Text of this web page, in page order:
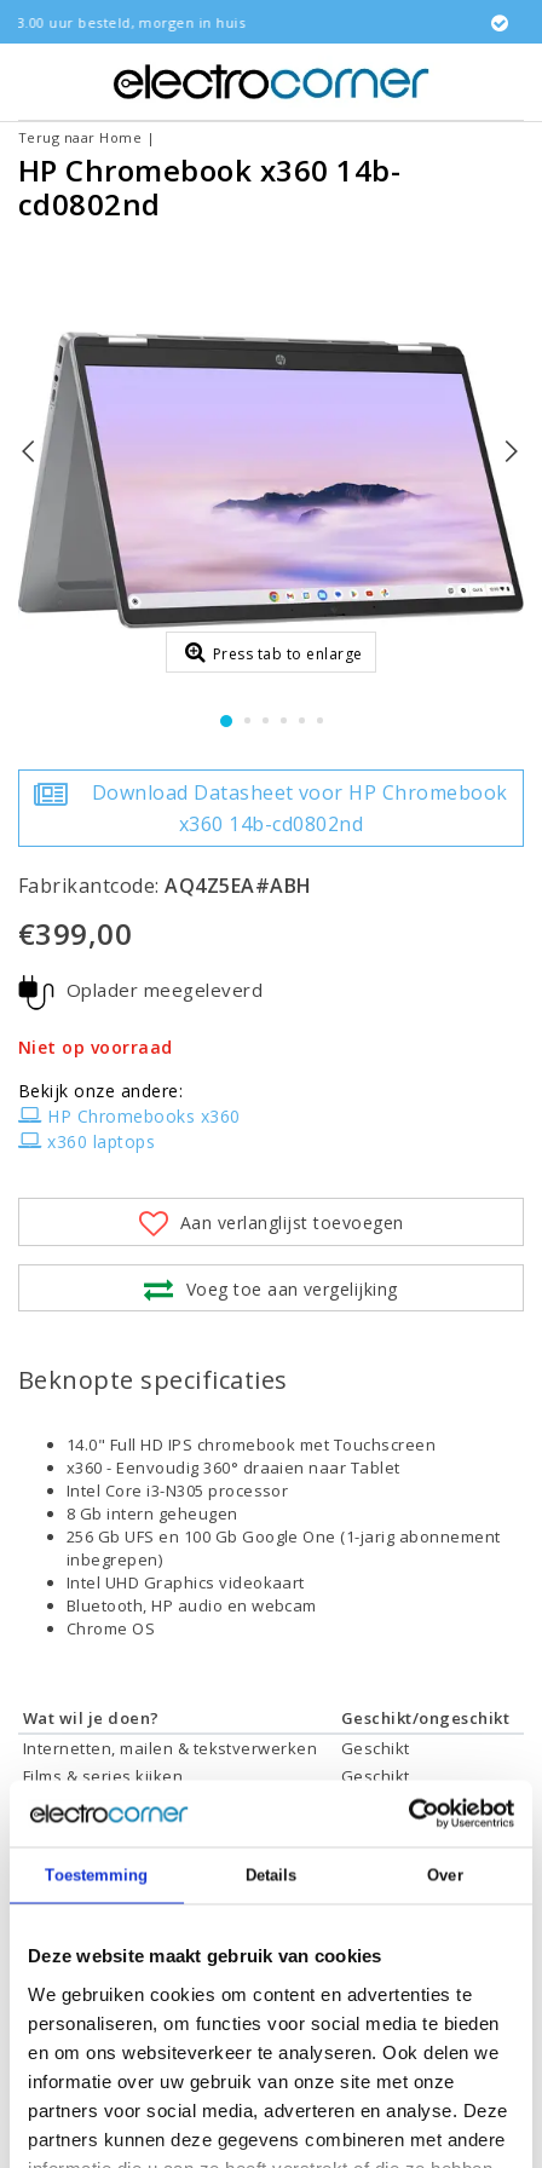
Toestemming Details Over
Deze website maakt gebruik van cookies
We gebruiken cookies om content en advertenties te
personaliseren, om functies voor social media te bieden
en om ons websiteverkeer te analyseren. Ook delen we
informatie over uw gebruik van onze site met onze
partners voor social media, adverteren en analyse. Deze
partners kunnen deze gegevens combineren met andere
in huis
Terug naar Home |
HP Chromebook x360 14b-
cd0802nd
Press tab to enlarge
Download Datasheet voor HP Chromebook
x360 14b-cd0802nd
Fabrikantcode:AQ4Z5EA#ABH
€399,00
Oplader meegeleverd
Niet op voorraad
Bekijk onze andere:
HP Chromebooks x360
x360 laptops
Aan verlanglijst toevoegen
Voeg toe aan vergelijking
Beknopte specificaties
14.0" Full HD IPS chromebook met Touchscreen
x360 - Eenvoudig 360° draaien naar Tablet
Intel Core i3-N305 processor
8 Gb intern geheugen
256 Gb UFS en 100 Gb Google One (1-jarig abonnement
inbegrepen)
Intel UHD Graphics videokaart
Bluetooth, HP audio en webcam
Chrome OS
Wat wil je doen?
Geschikt/ongeschikt
Internetten, mailen & tekstverwerken
Geschikt
Films & series kijken
Geschikt
Foto's bewerken
Geschikt
Specificaties
Schermdiagonaal:
14.0 inch (35,6 cm)
Scherm resolutie:
1920 x 1080 (Full HD)
Touchscreen:
Ja